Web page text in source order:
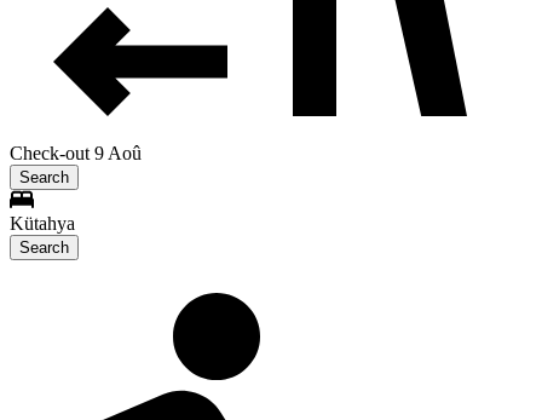
Check-out 9 Aoû
Search
Kütahya
Search